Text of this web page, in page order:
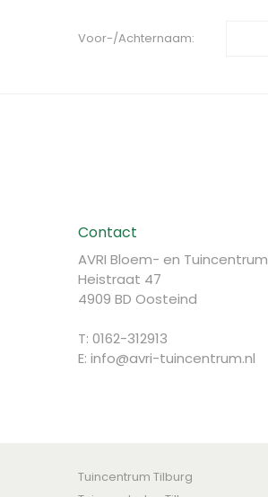
Voor-/Achternaam:
Contact
AVRI Bloem- en Tuincentrum
Heistraat 47
4909 BD Oosteind
T: 0162-312913
E: info@avri-tuincentrum.nl
Tuincentrum Tilburg